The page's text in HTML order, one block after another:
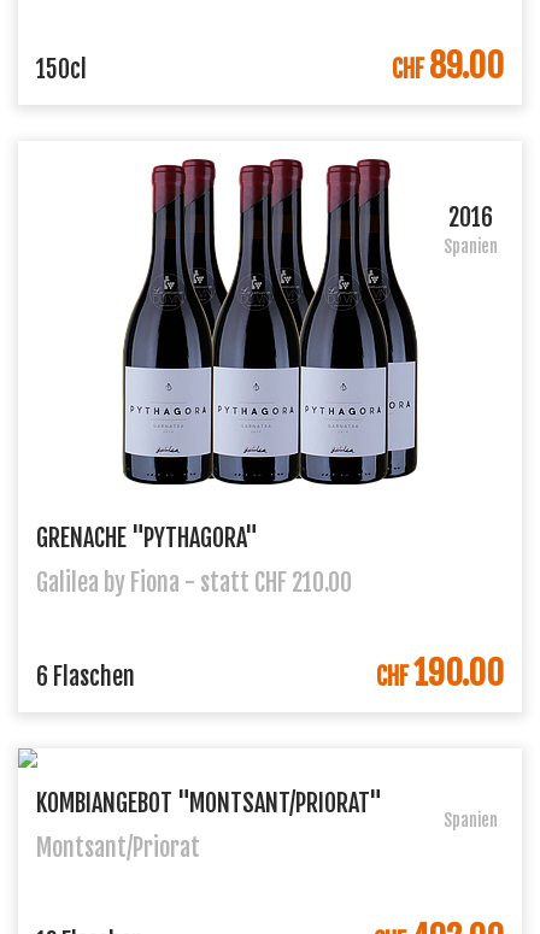
IN DEN WARENKORB
150cl CHF89.00
2016
Spanien
GRENACHE "PYTHAGORA"
Galilea by Fiona - statt CHF 210.00
IN DEN WARENKORB
6 Flaschen CHF190.00
Spanien
KOMBIANGEBOT "MONTSANT/PRIORAT"
Montsant/Priorat